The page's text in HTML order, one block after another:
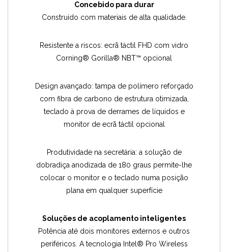
Concebido para durar
Construído com materiais de alta qualidade.
Resistente a riscos: ecrã táctil FHD com vidro
Corning® Gorilla® NBT™ opcional
Design avançado: tampa de polímero reforçado
com fibra de carbono de estrutura otimizada,
teclado à prova de derrames de líquidos e
monitor de ecrã táctil opcional
Produtividade na secretária: a solução de
dobradiça anodizada de 180 graus permite-lhe
colocar o monitor e o teclado numa posição
plana em qualquer superfície
Soluções de acoplamento inteligentes
Potência até dois monitores externos e outros
periféricos. A tecnologia Intel® Pro Wireless